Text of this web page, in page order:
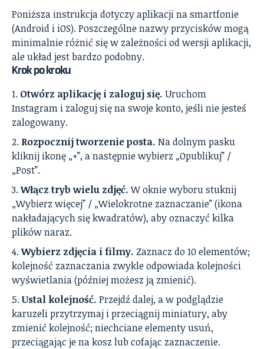
Poniższa instrukcja dotyczy aplikacji na smartfonie
(Android i iOS). Poszczególne nazwy przycisków mogą
minimalnie różnić się w zależności od wersji aplikacji,
ale układ jest bardzo podobny.
Krok po kroku
Otwórz aplikację i zaloguj się. Uruchom
Instagram i zaloguj się na swoje konto, jeśli nie jesteś
zalogowany.
Rozpocznij tworzenie posta. Na dolnym pasku
kliknij ikonę „+”, a następnie wybierz „Opublikuj” /
„Post”.
Włącz tryb wielu zdjęć.W oknie wyboru stuknij
„Wybierz więcej” / „Wielokrotne zaznaczanie” (ikona
nakładających się kwadratów), aby oznaczyć kilka
plików naraz.
Wybierz zdjęcia i filmy. Zaznacz do 10 elementów;
kolejność zaznaczania zwykle odpowiada kolejności
wyświetlania (później możesz ją zmienić).
Ustal kolejność. Przejdź dalej, a w podglądzie
karuzeli przytrzymaj i przeciągnij miniatury, aby
zmienić kolejność; niechciane elementy usuń,
przeciągając je na kosz lub cofając zaznaczenie.